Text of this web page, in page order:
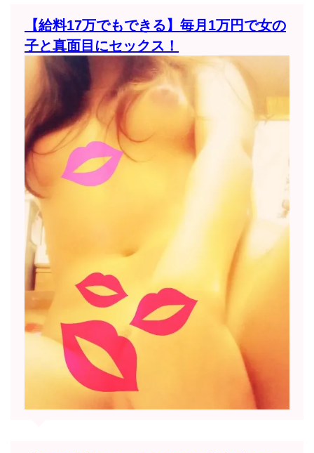
【給料17万でもできる】毎月1万円で女の
子と真面目にセックス！